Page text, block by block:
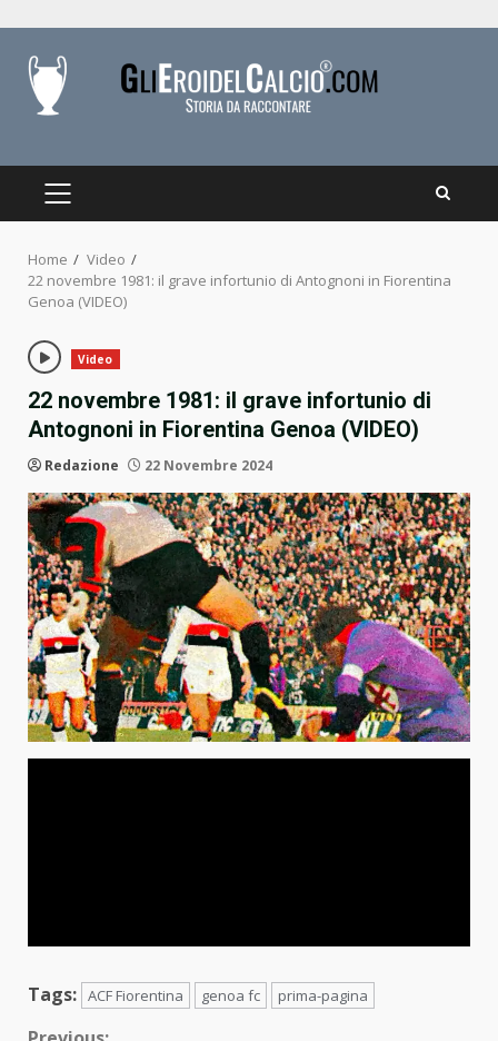
content
PRIMARY
Home
Video
22 novembre 1981: il grave infortunio di Antognoni in Fiorentina
Genoa (VIDEO)
Video
22 novembre 1981: il grave infortunio di
Antognoni in Fiorentina Genoa (VIDEO)
Redazione 22 Novembre 2024
Tags: ACF Fiorentina genoa fc prima-pagina